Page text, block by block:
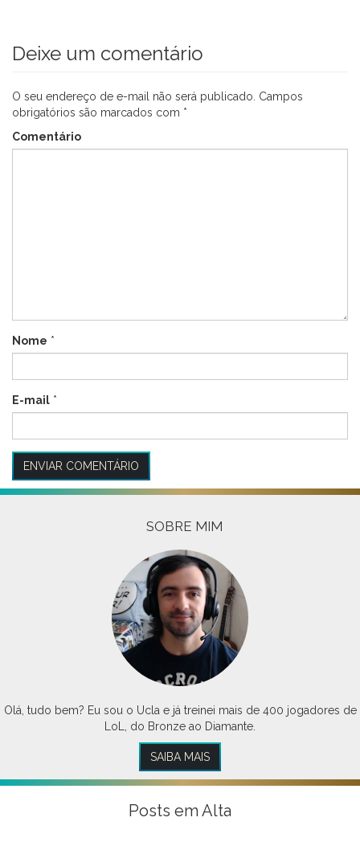
Deixe um comentário
O seu endereço de e-mail não será publicado. Campos
obrigatórios são marcados com *
Comentário
Nome *
E-mail *
SOBRE MIM
Olá, tudo bem? Eu sou o Ucla e já treinei mais de 400 jogadores de
LoL, do Bronze ao Diamante.
SAIBA MAIS
Posts em Alta